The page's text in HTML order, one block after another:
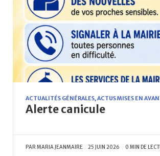
ACTUALITÉS GÉNÉRALES,ACTUS MISES EN
Alerte canicule
PARMARIA JEANMAIRE 25 JUIN 2026 0 MIN DE